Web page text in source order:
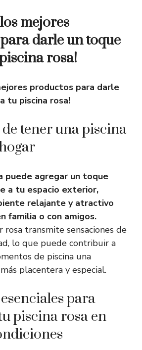
mejores
darle un toque
rosa!
productos para darle
tu piscina rosa!
tener una piscina
puede agregar un toque
a tu espacio exterior,
relajante y atractivo
familia o con amigos.
rosa transmite sensaciones de
lo que puede contribuir a
de piscina una
placentera y especial.
para
piscina rosa en